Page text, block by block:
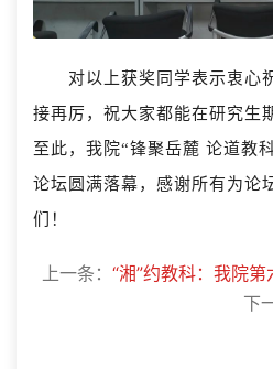
对以上获奖同学表示衷心
接再厉，祝大家都能在研究生
至此，我院“锋聚岳麓 论道教
论坛圆满落幕，感谢所有为论
们！
上一条： “湘”约教科：我院
下